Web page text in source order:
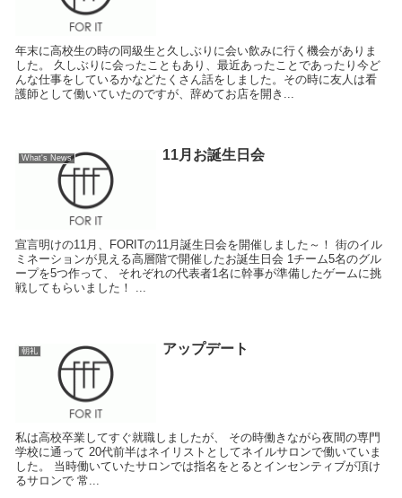
年末に高校生の時の同級生と久しぶりに会い飲みに行く機会がありま
した。 久しぶりに会ったこともあり、最近あったことであったり今ど
んな仕事をしているかなどたくさん話をしました。その時に友人は看
護師として働いていたのですが、辞めてお店を開き...
What's News 11月お誕生日会
宣言明けの11月、FORITの11月誕生日会を開催しました～！ 街のイル
ミネーションが見える高層階で開催したお誕生日会 1チーム5名のグル
ープを5つ作って、 それぞれの代表者1名に幹事が準備したゲームに挑
戦してもらいました！ ...
朝礼 アップデート
私は高校卒業してすぐ就職しましたが、 その時働きながら夜間の専門
学校に通って 20代前半はネイリストとしてネイルサロンで働いていま
した。 当時働いていたサロンでは指名をとるとインセンティブが頂け
るサロンで 常...